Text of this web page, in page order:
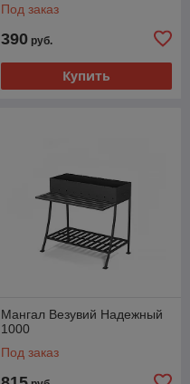
Под заказ
390 руб.
Купить
Мангал Везувий Надежный
1000
Под заказ